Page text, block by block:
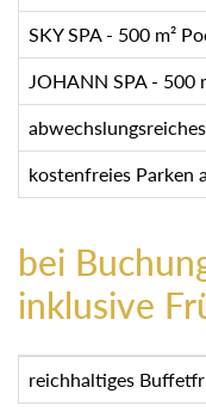
SKY SPA - 500 m²
JOHANN SPA - 500
kostenfreies Parken
bei
inklusive
reichhaltiges